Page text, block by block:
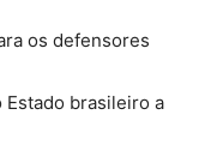
os defensores
brasileiro a